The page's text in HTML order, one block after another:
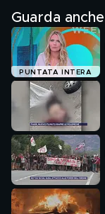
Guarda anche
PUNTATA INTERA